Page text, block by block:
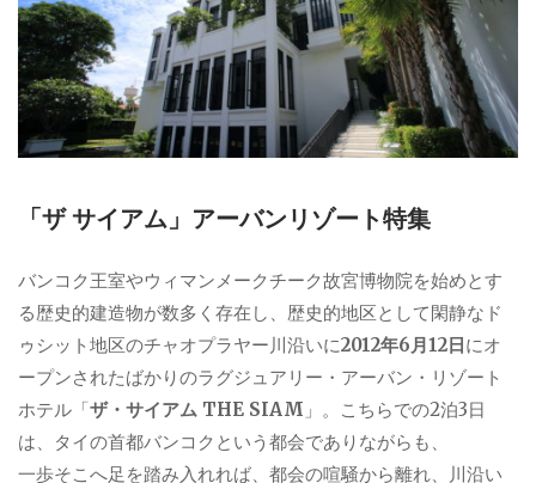
「ザ サイアム」アーバンリゾート特集
バンコク王室やウィマンメークチーク故宮博物院を始めとす
る歴史的建造物が数多く存在し、歴史的地区として閑静なド
ゥシット地区のチャオプラヤー川沿いに2012年6月12日にオ
ープンされたばかりのラグジュアリー・アーバン・リゾート
ホテル「ザ・サイアム THE SIAM 」。こちらでの2泊3日
は、タイの首都バンコクという都会でありながらも、
一歩そこへ足を踏み入れれば、都会の喧騒から離れ、川沿い